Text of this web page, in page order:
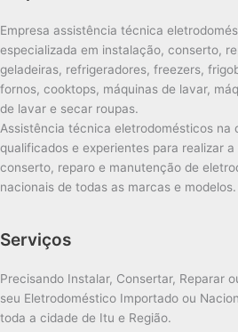
Empresa assistência técnica
especializada em instalação, conserto,
geladeiras, refrigeradores, freezers,
fornos, cooktops, máquinas de lavar,
de lavar e secar roupas.
Assistência técnica eletrodomésticos na
qualificados e experientes para realizar
conserto, reparo e manutenção de
nacionais de todas as marcas e modelos.
Serviços
Precisando Instalar, Consertar, Reparar
seu Eletrodoméstico Importado ou
toda a cidade de Itu e Região.